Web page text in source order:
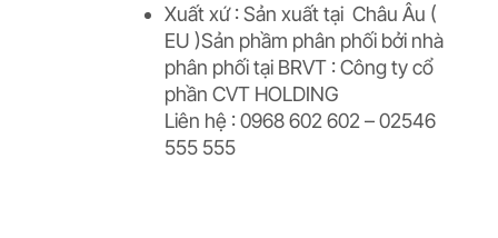
Xuất xứ : Sản xuất tại Châu Âu (
EU )Sản phầm phân phối bởi nhà
phân phối tại BRVT : Công ty cổ
phần CVT HOLDING
Liên hệ : 0968 602 602 – 02546
555 555